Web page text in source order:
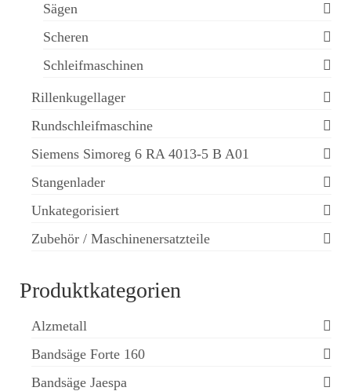
Sägen
Scheren
Schleifmaschinen
Rillenkugellager
Rundschleifmaschine
Siemens Simoreg 6 RA 4013-5 B A01
Stangenlader
Unkategorisiert
Zubehör / Maschinenersatzteile
Produktkategorien
Alzmetall
Bandsäge Forte 160
Bandsäge Jaespa